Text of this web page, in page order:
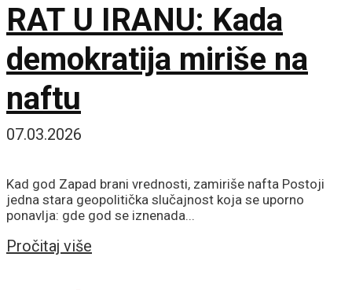
RAT U IRANU: Kada
demokratija miriše na
naftu
07.03.2026
Kad god Zapad brani vrednosti, zamiriše nafta Postoji
jedna stara geopolitička slučajnost koja se uporno
ponavlja: gde god se iznenada...
Pročitaj više